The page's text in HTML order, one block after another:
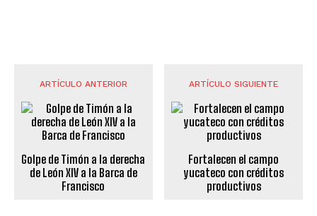
ARTÍCULO ANTERIOR
Golpe de Timón a la derecha
de León XIV a la Barca de
Francisco
ARTÍCULO SIGUIENTE
Fortalecen el campo
yucateco con créditos
productivos